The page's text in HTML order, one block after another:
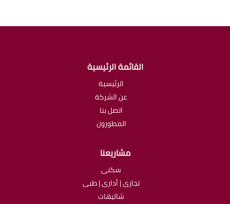
القائمة الرئيسية
الرئيسية
عن الشركة
اتصل بنا
المطورون
مشاريعنا
سكنى
تجارى | أدارى | طبى
شاليهات